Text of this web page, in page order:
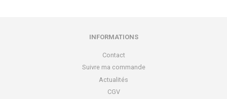
INFORMATIONS
Contact
Suivre ma commande
Actualités
CGV